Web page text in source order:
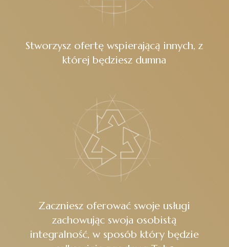
Stworzysz ofertę wspierającą innych, z
której będziesz dumna
Zaczniesz oferować swoje usługi
zachowując swoja osobistą
integralność, w sposób który będzie